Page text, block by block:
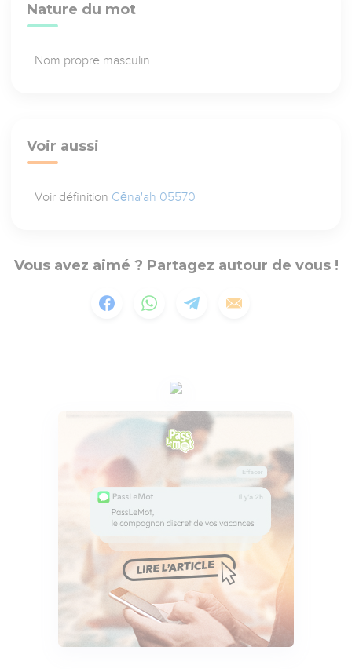
Nature du mot
Nom propre masculin
Voir aussi
Voir définition Cĕna'ah 05570
Vous avez aimé ? Partagez autour de vous !